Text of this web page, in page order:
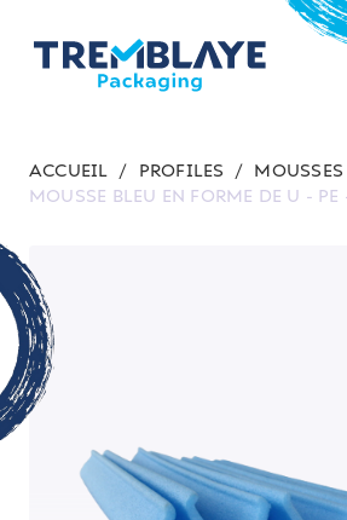
ACCUEIL / PROFILES / MOUSSES
MOUSSE BLEU EN FORME DE U - PE